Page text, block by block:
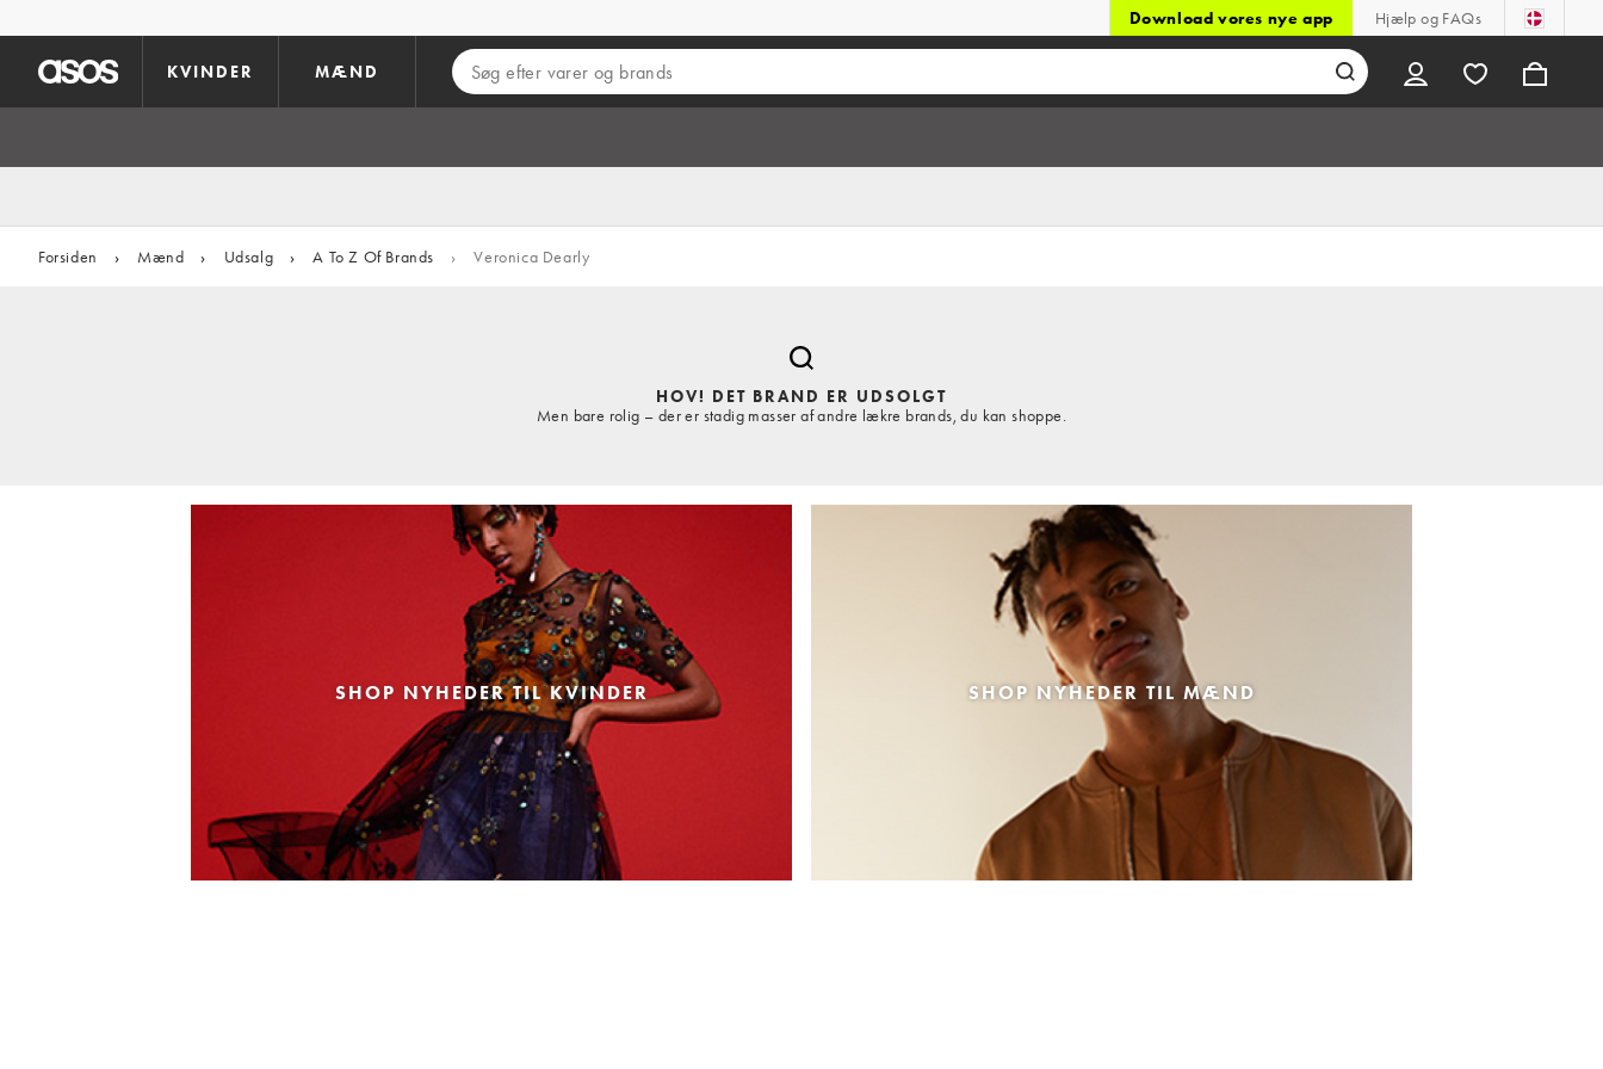
Download vores nye app Hjælp og FAQs
KVINDER MÆND
Forsiden › Mænd › Udsalg › A To Z Of Brands › Veronica Dearly
HOV! DET BRAND ER UDSOLGT
Men bare rolig – der er stadig masser af andre lækre brands, du kan shoppe.
SHOP NYHEDER TIL KVINDER SHOP NYHEDER TIL MÆND